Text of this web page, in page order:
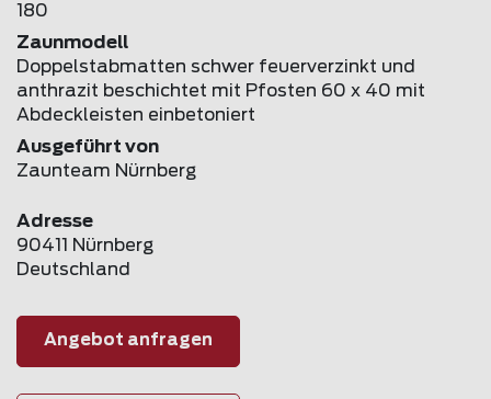
180
Zaunmodell
Doppelstabmatten schwer feuerverzinkt und
anthrazit beschichtet mit Pfosten 60 x 40 mit
Abdeckleisten einbetoniert
Ausgeführt von
Zaunteam Nürnberg
Adresse
90411 Nürnberg
Deutschland
Angebot anfragen